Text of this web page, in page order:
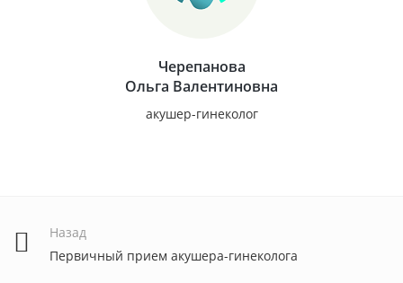
Черепанова
Ольга Валентиновна
акушер-гинеколог
Назад
Первичный прием акушера-гинеколога